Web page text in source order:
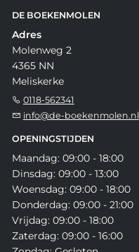
DE BOEKENMOLEN
Adres
Molenweg 2
4365 NN
Meliskerke
0118-562341
info@de-boekenmolen.nl
OPENINGSTIJDEN
Maandag: 09:00 - 18:00
Dinsdag: 09:00 - 13:00
Woensdag: 09:00 - 18:00
Donderdag: 09:00 - 21:00
Vrijdag: 09:00 - 18:00
Zaterdag: 09:00 - 16:00